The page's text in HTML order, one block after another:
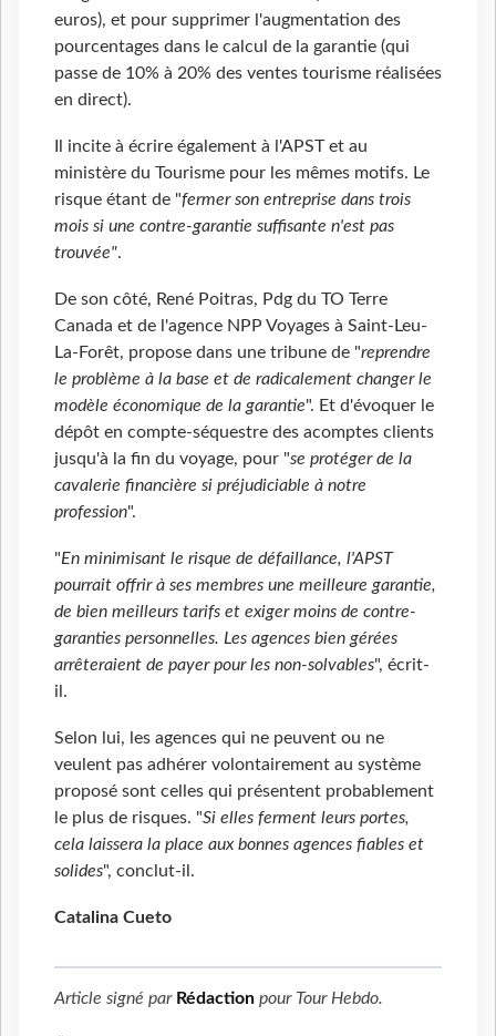
euros), et pour supprimer l'augmentation des
pourcentages dans le calcul de la garantie (qui
passe de 10% à 20% des ventes tourisme réalisées
en direct).
Il incite à écrire également à l'APST et au
ministère du Tourisme pour les mêmes motifs. Le
risque étant de "fermer son entreprise dans trois
mois si une contre-garantie suffisante n'est pas
trouvée".
De son côté, René Poitras, Pdg du TO Terre
Canada et de l'agence NPP Voyages à Saint-Leu-
La-Forêt, propose dans une tribune de "reprendre
le problème à la base et de radicalement changer le
modèle économique de la garantie". Et d'évoquer le
dépôt en compte-séquestre des acomptes clients
jusqu'à la fin du voyage, pour "se protéger de la
cavalerie financière si préjudiciable à notre
profession".
"En minimisant le risque de défaillance, l'APST
pourrait offrir à ses membres une meilleure garantie,
de bien meilleurs tarifs et exiger moins de contre-
garanties personnelles. Les agences bien gérées
arrêteraient de payer pour les non-solvables", écrit-
il.
Selon lui, les agences qui ne peuvent ou ne
veulent pas adhérer volontairement au système
proposé sont celles qui présentent probablement
le plus de risques. "Si elles ferment leurs portes,
cela laissera la place aux bonnes agences fiables et
solides", conclut-il.
Catalina Cueto
Article signé par Rédaction pour Tour Hebdo.